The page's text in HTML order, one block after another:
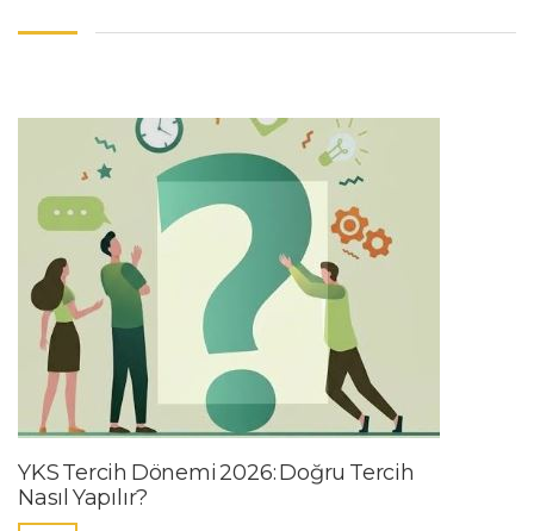
YKS Tercih Dönemi 2026: Doğru Tercih
Nasıl Yapılır?